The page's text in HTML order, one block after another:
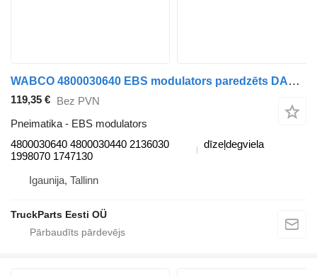
WABCO 4800030640 EBS modulators paredzēts DAF XF106 vilcēja
119,35 € Bez PVN
Pneimatika - EBS modulators
4800030640 4800030440 2136030
1998070 1747130
dīzeļdegviela
Igaunija, Tallinn
TruckParts Eesti OÜ